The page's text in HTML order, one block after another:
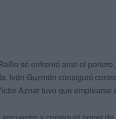
se enfrentó ante el
Iván Guzmán consiguió
Aznar tuvo que emplearse